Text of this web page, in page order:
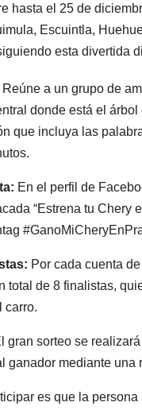
hasta el 25 de
Escuintla,
esta divertida
Reúne a un grupo de
donde está el
que incluya las
En el perfil de
“Estrena tu Chery
Por cada cuenta
total de 8 finalistas,
carro.
gran sorteo se
ganador mediante una
es que la